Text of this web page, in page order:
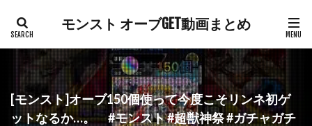
モンスト オーブGET動画まとめ
[モンスト]オーブ150個使って今度こそリンネ初ゲ
ットなるか…。 #モンスト #超獣神祭 #ガチャガチ